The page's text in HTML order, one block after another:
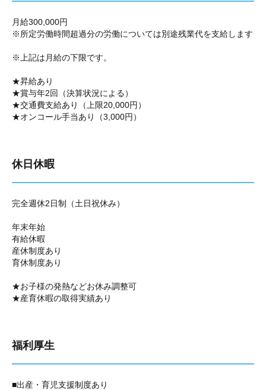
月給300,000円
※所定労働時間超過分の労働については別途残業代を支給します
※上記は月給の下限です。
★昇給あり
★賞与年2回（決算状況による）
★交通費支給あり（上限20,000円）
★オンコール手当あり（3,000円）
休日休暇
完全週休2日制（土日祝休み）
年末年始
有給休暇
産休制度あり
育休制度あり
★お子様の発熱などお休み調整可
★産育休暇の取得実績あり
福利厚生
■出産・育児支援制度あり